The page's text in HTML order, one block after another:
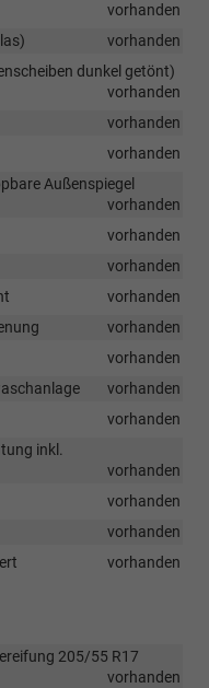
vorhanden
vorhanden
dunkel getönt)
vorhanden
vorhanden
vorhanden
Außenspiegel
vorhanden
vorhanden
vorhanden
vorhanden
vorhanden
vorhanden
vorhanden
vorhanden
inkl.
vorhanden
vorhanden
vorhanden
vorhanden
205/55 R17
vorhanden